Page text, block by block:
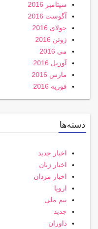
سپتامبر 2016
آگوست 2016
جولای 2016
ژوئن 2016
می 2016
آوریل 2016
مارس 2016
فوریه 2016
دسته‌ها
اخبار جدید
اخبار زنان
اخبار مردان
اروپا
تیم ملی
جدید
داوران